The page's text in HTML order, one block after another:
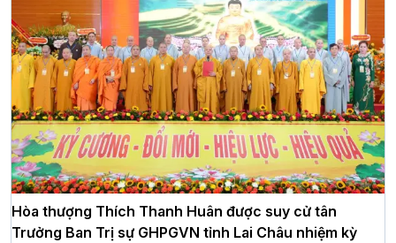
Hòa thượng Thích Thanh Huân được suy cử tân
Trưởng Ban Trị sự GHPGVN tỉnh Lai Châu nhiệm kỳ